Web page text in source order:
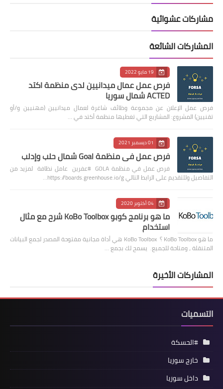
مشاركات عشوائية
المشاركات الشائعة
19 مايو 2022
فرص عمل عمال ميدانيين لدى منظمة اكتد
ACTED شمال سوريا
فرص عمل الإعلان عن مجموعة وظائف شاغرة لعمال ميدانيين (مهنيين و/أو
تقنيين) المشروع: المشاريع التي تغطيها منظمة أكتد في …
01 ديسمبر 2021
فرص عمل في منظمة Goal شمال حلب وإدلب
فرص عمل في منظمة GOLA #عفرين عامل نظافة لمزيد من
التفاصيل وللتقديم على الرابط التالي https://boards.greenhouse.io/g…
04 أكتوبر 2020
ما هو برنامج كوبو KoBo Toolbox شرح مع مثال
استخدام
ما هو KoBo Toolbox ؟ KoBo Toolbox هي أداة مجانية مفتوحة المصدر لجمع البيانات
المتنقلة ، ومتاحة للجميع. يسمح لك بجمع …
المشاركات الأخيرة
التسميات
#الحسكة
خارج سوريا
داخل سوريا